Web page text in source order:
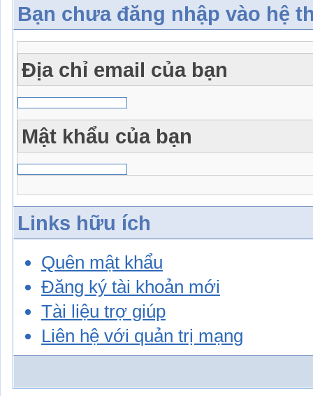
Bạn chưa đăng nhập vào hệ
Địa chỉ email của bạn
Mật khẩu của bạn
Links hữu ích
Quên mật khẩu
Đăng ký tài khoản mới
Tài liệu trợ giúp
Liên hệ với quản trị mạng